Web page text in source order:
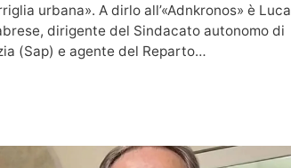
urbana». A dirlo all’«Adnkronos» è Luca
dirigente del Sindacato autonomo di
(Sap) e agente del Reparto…